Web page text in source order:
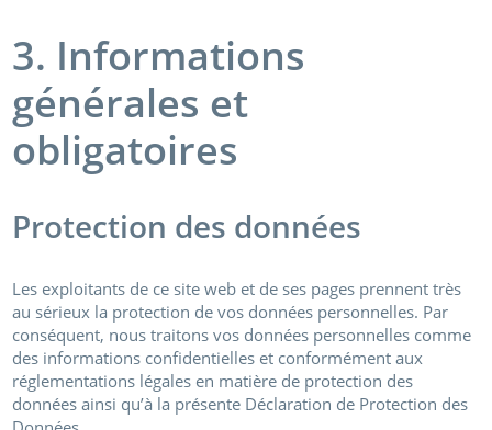
3. Informations
générales et
obligatoires
Protection des données
Les exploitants de ce site web et de ses pages prennent très
au sérieux la protection de vos données personnelles. Par
conséquent, nous traitons vos données personnelles comme
des informations confidentielles et conformément aux
réglementations légales en matière de protection des
données ainsi qu’à la présente Déclaration de Protection des